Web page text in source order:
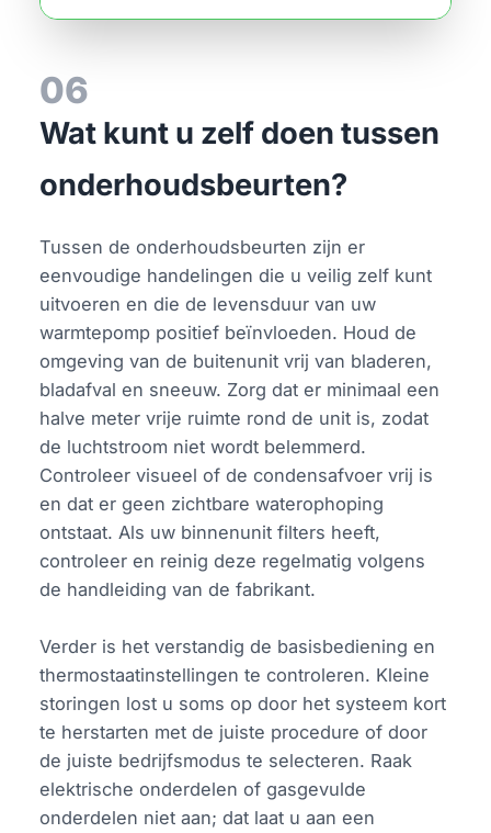
06
Wat kunt u zelf doen tussen
onderhoudsbeurten?
Tussen de onderhoudsbeurten zijn er
eenvoudige handelingen die u veilig zelf kunt
uitvoeren en die de levensduur van uw
warmtepomp positief beïnvloeden. Houd de
omgeving van de buitenunit vrij van bladeren,
bladafval en sneeuw. Zorg dat er minimaal een
halve meter vrije ruimte rond de unit is, zodat
de luchtstroom niet wordt belemmerd.
Controleer visueel of de condensafvoer vrij is
en dat er geen zichtbare waterophoping
ontstaat. Als uw binnenunit filters heeft,
controleer en reinig deze regelmatig volgens
de handleiding van de fabrikant.
Verder is het verstandig de basisbediening en
thermostaatinstellingen te controleren. Kleine
storingen lost u soms op door het systeem kort
te herstarten met de juiste procedure of door
de juiste bedrijfsmodus te selecteren. Raak
elektrische onderdelen of gasgevulde
onderdelen niet aan; dat laat u aan een